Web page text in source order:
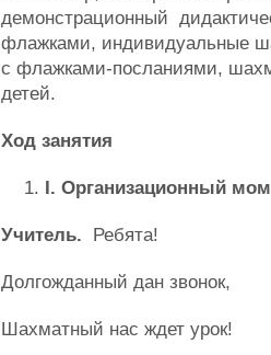
демонстрационный
флажками, индивидуальные
с флажками-посланиями,
детей.
Ход занятия
I. Организационный
Учитель. Ребята!
Долгожданный дан звонок,
Шахматный нас ждет урок!